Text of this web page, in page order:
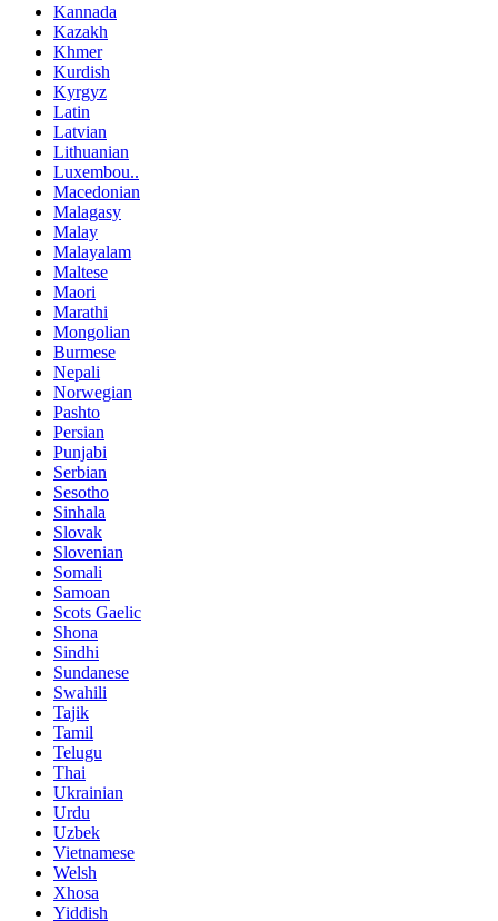
Kannada
Kazakh
Khmer
Kurdish
Kyrgyz
Latin
Latvian
Lithuanian
Luxembou..
Macedonian
Malagasy
Malay
Malayalam
Maltese
Maori
Marathi
Mongolian
Burmese
Nepali
Norwegian
Pashto
Persian
Punjabi
Serbian
Sesotho
Sinhala
Slovak
Slovenian
Somali
Samoan
Scots Gaelic
Shona
Sindhi
Sundanese
Swahili
Tajik
Tamil
Telugu
Thai
Ukrainian
Urdu
Uzbek
Vietnamese
Welsh
Xhosa
Yiddish